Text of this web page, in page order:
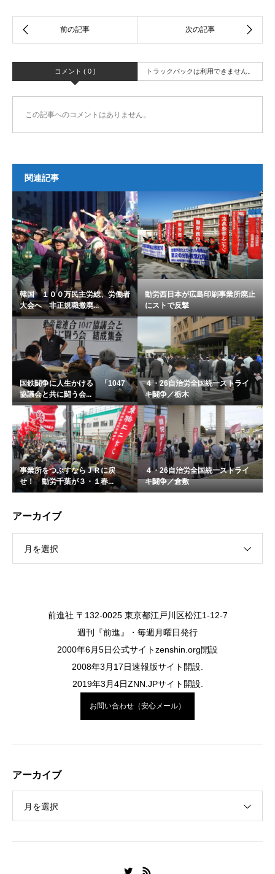
コメント ( 0 ) トラックバックは利用できません。
この記事へのコメントはありません。
関連記事
韓国 １００万民主労総、労働者
大会へ 非正規職撤廃...
動労西日本が広島印刷事業所廃止
にストで反撃
国鉄闘争に人生かける 「1047
協議会と共に闘う会...
４・26自治労全国統一ストライ
キ闘争／栃木
事業所をつぶすならＪＲに戻
せ！ 動労千葉が３・１春...
４・26自治労全国統一ストライ
キ闘争／倉敷
アーカイブ
月を選択
前進社 〒132-0025 東京都江戸川区松江1-12-7
週刊『前進』・毎週月曜日発行
2000年6月5日公式サイトzenshin.org開設
2008年3月17日速報版サイト開設.
2019年3月4日ZNN.JPサイト開設.
お問い合わせ（安心メール）
アーカイブ
月を選択